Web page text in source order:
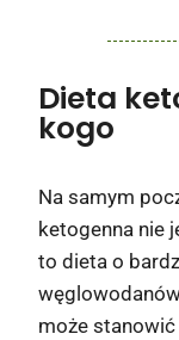
Dieta
kogo
Na samym
ketogenna nie
to dieta o
może